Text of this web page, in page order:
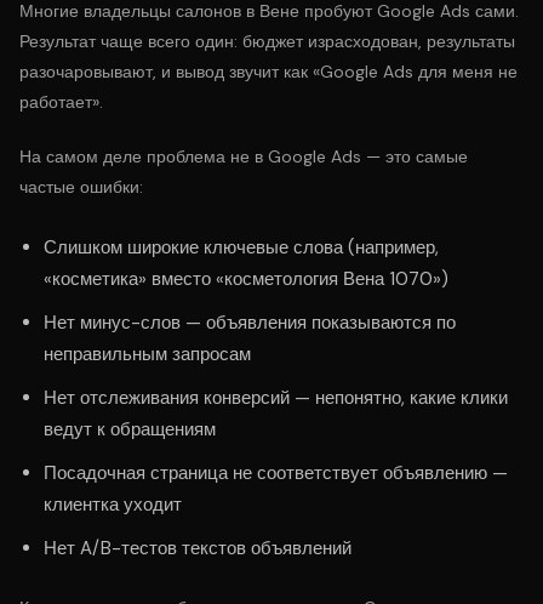
Многие владельцы салонов в Вене пробуют Google Ads сами.
Результат чаще всего один: бюджет израсходован, результаты
разочаровывают, и вывод звучит как «Google Ads для меня не
работает».
На самом деле проблема не в Google Ads — это самые
частые ошибки:
Слишком широкие ключевые слова (например,
«косметика» вместо «косметология Вена 1070»)
Нет минус-слов — объявления показываются по
неправильным запросам
Нет отслеживания конверсий — непонятно, какие клики
ведут к обращениям
Посадочная страница не соответствует объявлению —
клиентка уходит
Нет A/B-тестов текстов объявлений